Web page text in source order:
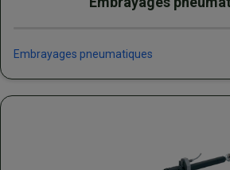
Embrayages pneumatiques